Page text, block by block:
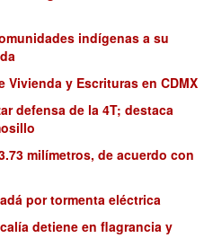
indígenas a su
Vivienda y Escrituras en CDMX
defensa de la 4T; destaca
milímetros, de acuerdo con
por tormenta eléctrica
detiene en flagrancia y